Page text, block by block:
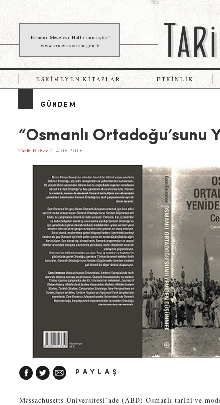
Ermeni Meselesi Hallolunmuştur!
www.ermenisorunu.gen.tr
ESKIMEYEN KITAPLAR ETKINLIK
GÜNDEM
“Osmanlı Ortadoğu’sunu
Tarih Haber / 14.06.2016
PAYLAŞ
Massachusetts Üniversitesi’nde (ABD) Osmanlı tarihi ve